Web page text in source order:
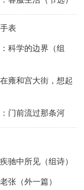
表
科学的边界（组
雍和宫大街，想起
门前流过那条河
驰中所见（组诗）
张（外一篇）